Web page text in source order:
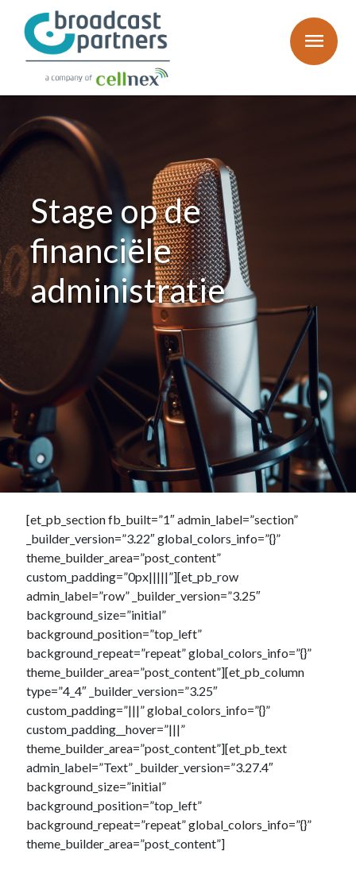
menu
Stage op de
financiële
administratie
[et_pb_section fb_built=”1″ admin_label=”section”
_builder_version=”3.22″ global_colors_info=”{}”
theme_builder_area=”post_content”
custom_padding=”0px|||||”][et_pb_row
admin_label=”row” _builder_version=”3.25″
background_size=”initial”
background_position=”top_left”
background_repeat=”repeat” global_colors_info=”{}”
theme_builder_area=”post_content”][et_pb_column
type=”4_4″ _builder_version=”3.25″
custom_padding=”|||” global_colors_info=”{}”
custom_padding__hover=”|||”
theme_builder_area=”post_content”][et_pb_text
admin_label=”Text” _builder_version=”3.27.4″
background_size=”initial”
background_position=”top_left”
background_repeat=”repeat” global_colors_info=”{}”
theme_builder_area=”post_content”]